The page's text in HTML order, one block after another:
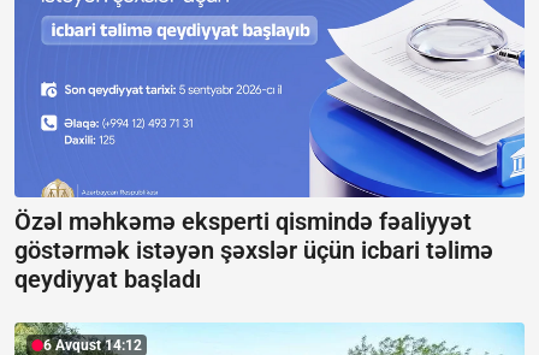
Özəl məhkəmə eksperti qismində fəaliyyət
göstərmək istəyən şəxslər üçün icbari təlimə
qeydiyyat başladı
6 Avqust 14:12